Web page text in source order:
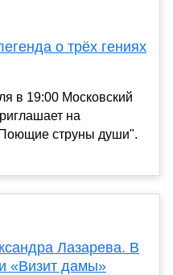
о трёх гениях
в 19:00 Московский
на
струны души".
Лазарева. В
«Визит дамы»